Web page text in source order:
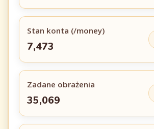
Stan konta (/money)
7,473
Zadane obrażenia
35,069